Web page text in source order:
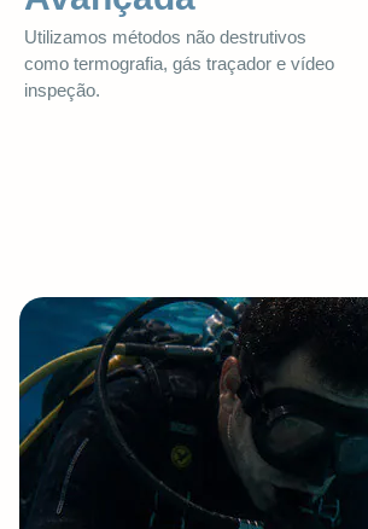
Utilizamos métodos não destrutivos
como termografia, gás traçador e vídeo
inspeção.